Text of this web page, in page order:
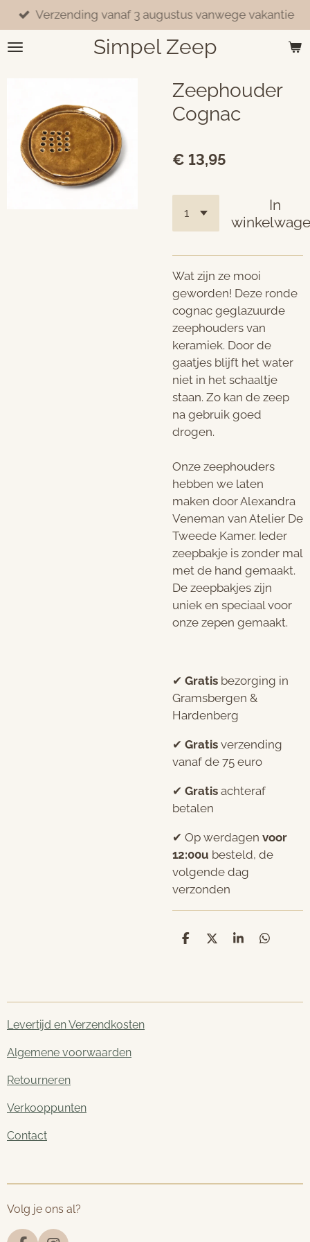
Ga
direct
naar
Simpel Zeep
Verzending vanaf 3 augustus vanwege vakantie
Zeephouder
Cognac
€ 13,95
In
Wat zijn ze mooi
geworden! Deze ronde
cognac geglazuurde
zeephouders van
keramiek. Door de
gaatjes blijft het water
niet in het schaaltje
staan. Zo kan de zeep
na gebruik goed
drogen.
Onze zeephouders
hebben we laten
maken door Alexandra
Veneman van Atelier De
Tweede Kamer. Ieder
zeepbakje is zonder mal
met de hand gemaakt.
De zeepbakjes zijn
uniek en speciaal voor
onze zepen gemaakt.
✔︎ Gratis bezorging in
Gramsbergen &
Hardenberg
✔︎ Gratis verzending
vanaf de 75 euro
✔︎ Gratis achteraf
betalen
✔︎ Op werdagen voor
12:00u besteld, de
volgende dag
verzonden
D
D
S
D
Levertijd en Verzendkosten
Algemene voorwaarden
Retourneren
Verkooppunten
Contact
Volg je ons al?